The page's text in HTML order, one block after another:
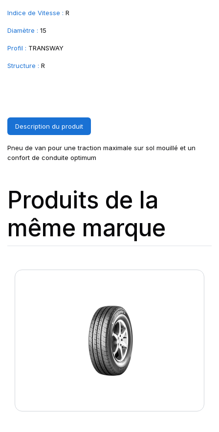
Indice de Vitesse : R
Diamètre : 15
Profil : TRANSWAY
Structure : R
Description du produit
Pneu de van pour une traction maximale sur sol mouillé et un
confort de conduite optimum
Produits de la
même marque